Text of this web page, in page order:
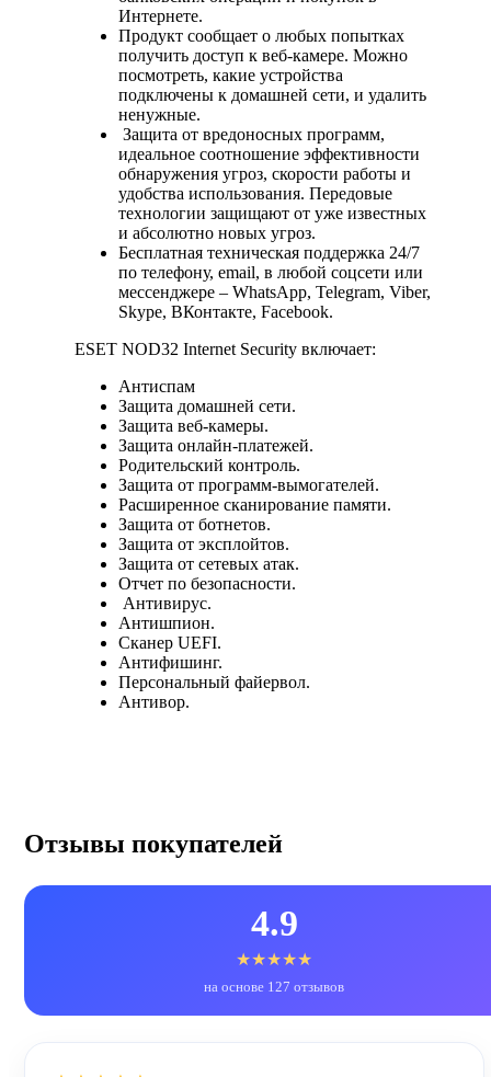
Интернете.
Продукт сообщает о любых попытках
получить доступ к веб-камере. Можно
посмотреть, какие устройства
подключены к домашней сети, и удалить
ненужные.
Защита от вредоносных программ,
идеальное соотношение эффективности
обнаружения угроз, скорости работы и
удобства использования. Передовые
технологии защищают от уже известных
и абсолютно новых угроз.
Бесплатная техническая поддержка 24/7
по телефону, email, в любой соцсети или
мессенджере – WhatsApp, Telegram, Viber,
Skype, ВКонтакте, Facebook.
ESET NOD32 Internet Security включает:
Антиспам
Защита домашней сети.
Защита веб-камеры.
Защита онлайн-платежей.
Родительский контроль.
Защита от программ-вымогателей.
Расширенное сканирование памяти.
Защита от ботнетов.
Защита от эксплойтов.
Защита от сетевых атак.
Отчет по безопасности.
Антивирус.
Антишпион.
Сканер UEFI.
Антифишинг.
Персональный файервол.
Антивор.
Отзывы покупателей
4.9
★★★★★
на основе 127 отзывов